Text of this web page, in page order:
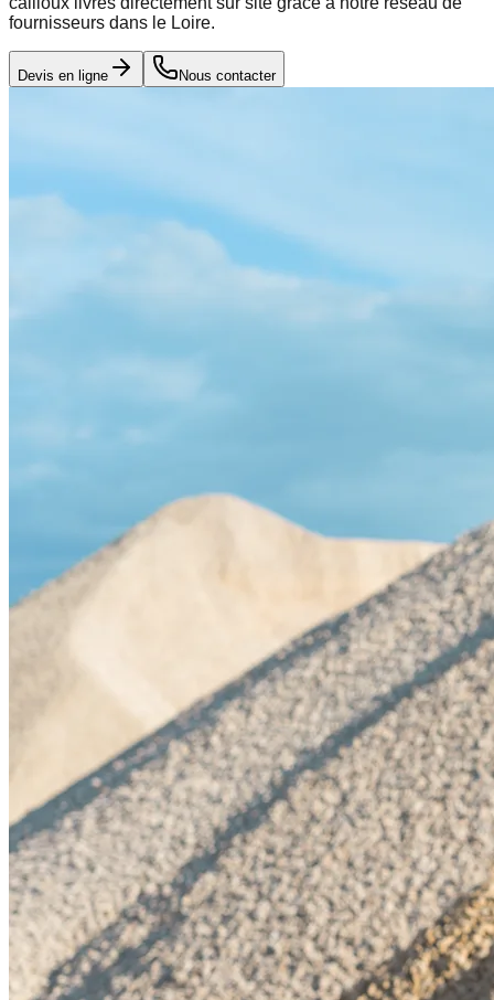
fournisseurs dans le Loire.
Devis en ligne Nous contacter